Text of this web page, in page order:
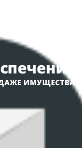
торгов
COOKIE-